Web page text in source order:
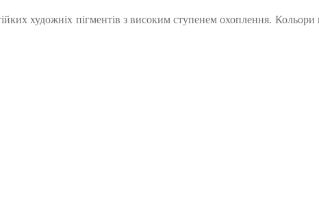
художніх пігментів з високим ступенем охоплення.